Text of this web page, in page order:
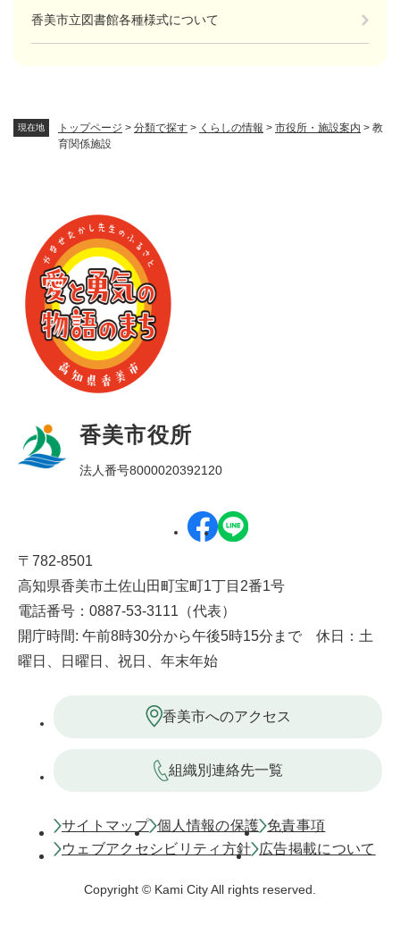
現在地 トップページ > 分類で探す > くらしの情報 > 市役所・施設案内 > 教
育関係施設
香美市立図書館各種様式について
香美市役所
法人番号8000020392120
〒782-8501
高知県香美市土佐山田町宝町1丁目2番1号
電話番号：0887-53-3111（代表）
開庁時間: 午前8時30分から午後5時15分まで 休日：土
曜日、日曜日、祝日、年末年始
香美市へのアクセス
組織別連絡先一覧
サイトマップ 個人情報の保護 免責事項
ウェブアクセシビリティ方針
広告掲載について
Copyright © Kami City All rights reserved.